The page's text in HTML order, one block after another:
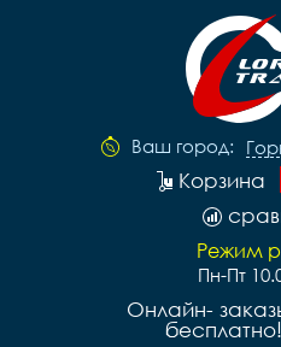
Ваш город:
Корзина
Режим
Пн-Пт
Онлайн-